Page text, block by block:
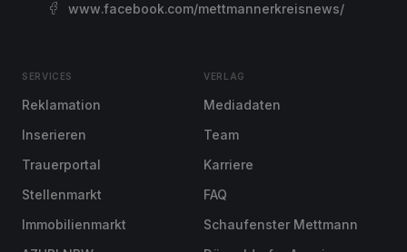
www.facebook.com/mettmannerkreisnews/
SERVICES
Reklamation
Inserieren
Trauerportal
Stellenmarkt
Immobilienmarkt
VERLAG
Mediadaten
Team
Karriere
FAQ
Schaufenster Mettmann